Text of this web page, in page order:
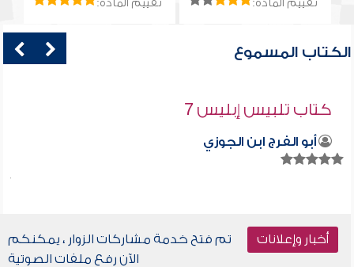
تقييم المادة: تقييم المادة:
الكتاب المسموع
كتاب تلبيس إبليس 7
أبو الفرج ابن الجوزي
أخبار وإعلانات
تم فتح خدمة مشاركات الزوار ، يمكنكم
الآن رفع ملفات الصوتية